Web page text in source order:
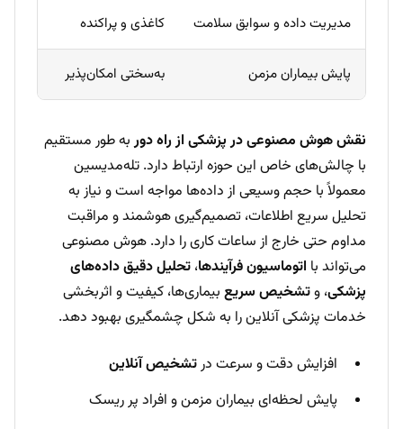
مدیریت داده و سوابق سلامت کاغذی و پراکنده
پایش بیماران مزمن به‌سختی امکان‌پذیر
نقش هوش مصنوعی در پزشکی از راه دوربه طور مستقیم
با چالش‌های خاص این حوزه ارتباط دارد. تله‌مدیسین
معمولاً با حجم وسیعی از داده‌ها مواجه است و نیاز به
تحلیل سریع اطلاعات، تصمیم‌گیری هوشمند و مراقبت
مداوم حتی خارج از ساعات کاری را دارد. هوش مصنوعی
می‌تواند با اتوماسیون فرآیندها، تحلیل دقیق داده‌های
پزشکی، وتشخیص سریع بیماری‌ها، کیفیت و اثربخشی
خدمات پزشکی آنلاین را به شکل چشمگیری بهبود دهد.
افزایش دقت و سرعت درتشخیص آنلاین
پایش لحظه‌ای بیماران مزمن و افراد پر ریسک